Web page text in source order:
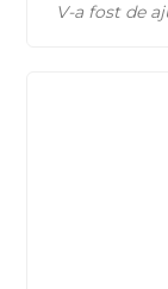
V-a fost de